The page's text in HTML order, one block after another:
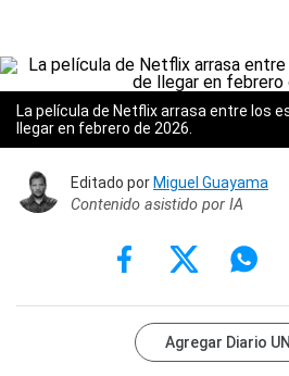
La película de Netflix arrasa entre los
llegar en febrero de 2026.
Editado porMiguel Guayama
Contenido asistido por IA
Agregar Diario